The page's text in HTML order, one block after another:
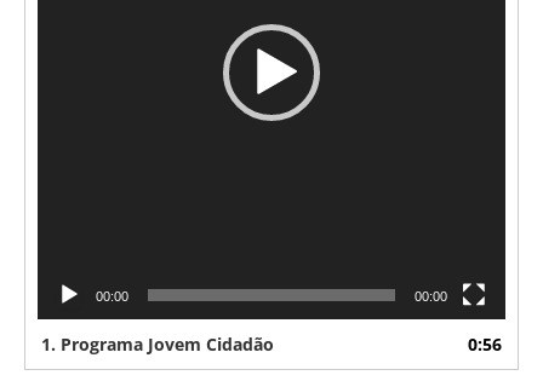
00:00 00:00
1. Programa Jovem Cidadão 0:56